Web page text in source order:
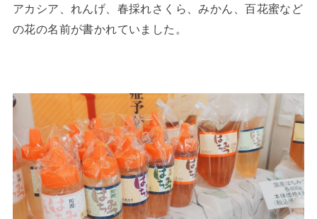
アカシア、れんげ、春採れさくら、みかん、百花蜜など
の花の名前が書かれていました。